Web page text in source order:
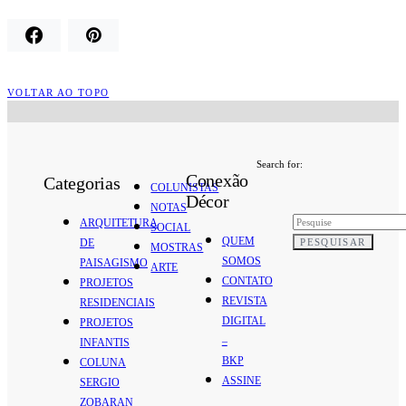
VOLTAR AO TOPO
Categorias
ARQUITETURA
DE
PAISAGISMO
PROJETOS
RESIDENCIAIS
PROJETOS
INFANTIS
COLUNA
SERGIO
ZOBARAN
COLUNISTAS
NOTAS
SOCIAL
MOSTRAS
ARTE
Conexão
Décor
QUEM
SOMOS
CONTATO
REVISTA
DIGITAL
–
BKP
ASSINE
Search for:
PESQUISAR